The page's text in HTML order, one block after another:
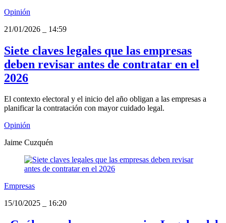
Opinión
21/01/2026
14:59
Siete claves legales que las empresas
deben revisar antes de contratar en el
2026
El contexto electoral y el inicio del año obligan a las empresas a
planificar la contratación con mayor cuidado legal.
Opinión
Jaime Cuzquén
Empresas
15/10/2025
16:20